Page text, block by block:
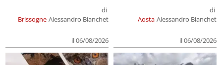
Brissogne
di
Alessandro Bianchet
il 06/08/2026
Aosta
di
Alessandro Bianchet
il 06/08/2026